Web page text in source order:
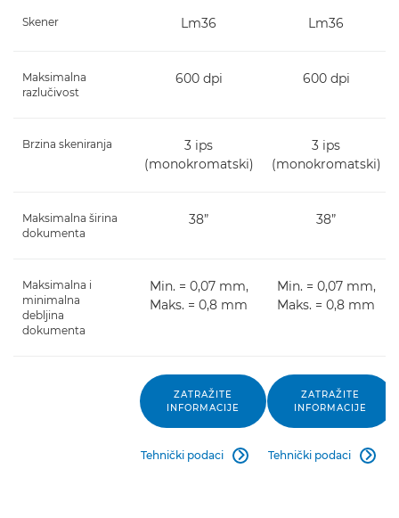
Skener Lm36 Lm36
Maksimalna
razlučivost
600 dpi 600 dpi
Brzina skeniranja
3 ips
(monokromatski)
3 ips
(monokromatski)
Maksimalna širina
dokumenta
38” 38”
Maksimalna i
minimalna
debljina
dokumenta
Min. = 0,07 mm,
Maks. = 0,8 mm
Min. = 0,07 mm,
Maks. = 0,8 mm
ZATRAŽITE
INFORMACIJE
Tehnički podaci 
ZATRAŽITE
INFORMACIJE
Tehnički podaci 